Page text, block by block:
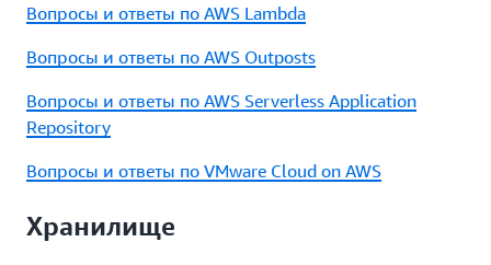
Вопросы и ответы по AWS Lambda
Вопросы и ответы по AWS Outposts
Вопросы и ответы по AWS Serverless Application
Repository
Вопросы и ответы по VMware Cloud on AWS
Хранилище